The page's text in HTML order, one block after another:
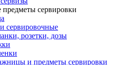
сервировки
сервировочные
розетки, дозы
и предметы сервировки